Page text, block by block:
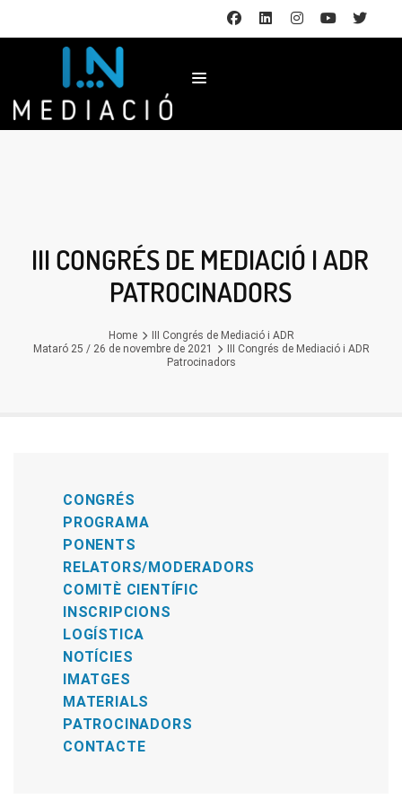
III CONGRÉS DE MEDIACIÓ I ADR
PATROCINADORS
Home
III Congrés de Mediació i ADR
Mataró 25 / 26 de novembre de 2021
III Congrés de Mediació i ADR
Patrocinadors
CONGRÉS
PROGRAMA
PONENTS
RELATORS/MODERADORS
COMITÈ CIENTÍFIC
INSCRIPCIONS
LOGÍSTICA
NOTÍCIES
IMATGES
MATERIALS
PATROCINADORS
CONTACTE